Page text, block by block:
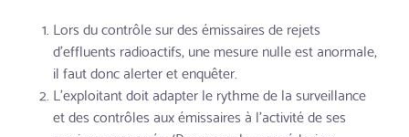
Lors du contrôle sur des émissaires de rejets
d'effluents radioactifs, une mesure nulle est anormale,
il faut donc alerter et enquêter.
L'exploitant doit adapter le rythme de la surveillance
et des contrôles aux émissaires à l'activité de ses